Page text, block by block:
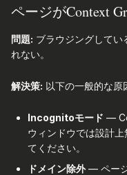
ページがContext
問題: ブラウジングしてい
れない。
解決策: 以下の一般的な原
Incognitoモード —
ウィンドウでは設計
てください。
ドメイン除外— ページ